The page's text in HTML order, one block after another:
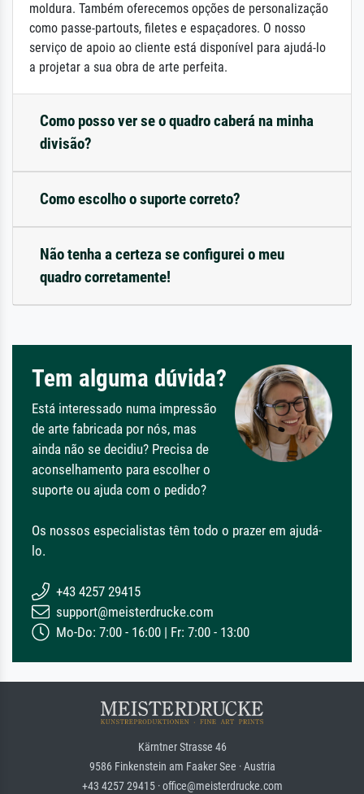
moldura. Também oferecemos opções de personalização
como passe-partouts, filetes e espaçadores. O nosso
serviço de apoio ao cliente está disponível para ajudá-lo
a projetar a sua obra de arte perfeita.
Como posso ver se o quadro caberá na minha
divisão?
Como escolho o suporte correto?
Não tenha a certeza se configurei o meu
quadro corretamente!
Tem alguma dúvida?
Está interessado numa impressão
de arte fabricada por nós, mas
ainda não se decidiu? Precisa de
aconselhamento para escolher o
suporte ou ajuda com o pedido?
Os nossos especialistas têm todo o prazer em ajudá-
lo.
+43 4257 29415
support@meisterdrucke.com
Mo-Do: 7:00 - 16:00 | Fr: 7:00 - 13:00
Kärntner Strasse 46
9586 Finkenstein am Faaker See · Austria
+43 4257 29415 · office@meisterdrucke.com